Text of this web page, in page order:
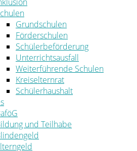
Grundschulen
Förderschulen
Schülerbeförderung
Unterrichtsausfall
Weiterführende Schulen
Kreiselternrat
Schülerhaushalt
und Teilhabe